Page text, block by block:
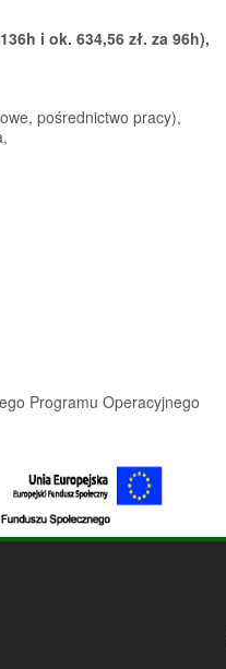
i ok. 634,56 zł. za 96h),
pośrednictwo pracy),
Programu Operacyjnego